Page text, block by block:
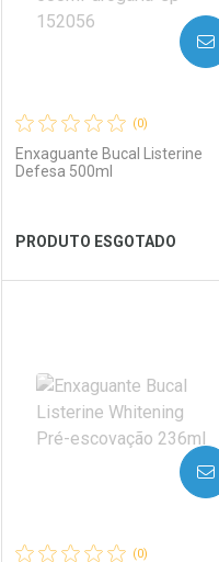
Ver Desconto Convênio
(0)
Enxaguante Bucal Listerine
Defesa 500ml
PRODUTO ESGOTADO
AVISE-ME
Laboratório
Por Menos
(0)
AVISE-ME